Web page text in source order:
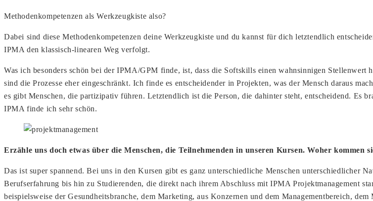
Methodenkompetenzen als Werkzeugkiste also?
Dabei sind diese Methodenkompetenzen deine Werkzeugkiste und du kannst für dich letztendlich
IPMA den klassisch-linearen Weg verfolgt.
Was ich besonders schön bei der IPMA/GPM finde, ist, dass die Softskills einen wahnsinnigen
sind die Prozesse eher eingeschränkt. Ich finde es entscheidender in Projekten, was der Mensch daraus
es gibt Menschen, die partizipativ führen. Letztendlich ist die Person, die dahinter steht, entscheidend. Es
IPMA finde ich sehr schön.
Erzähle uns doch etwas über die Menschen, die Teilnehmenden in unseren Kursen. Woher kommen
Das ist super spannend. Bei uns in den Kursen gibt es ganz unterschiedliche Menschen unterschiedlicher
Berufserfahrung bis hin zu Studierenden, die direkt nach ihrem Abschluss mit IPMA Projektmanagement
beispielsweise der Gesundheitsbranche, dem Marketing, aus Konzernen und dem Managementbereich,